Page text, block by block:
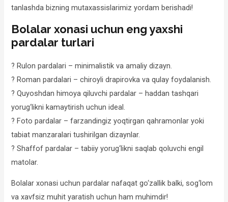
tanlashda bizning mutaxassislarimiz yordam berishadi!
Bolalar xonasi uchun eng yaxshi
pardalar turlari
? Rulon pardalari – minimalistik va amaliy dizayn.
? Roman pardalari – chiroyli drapirovka va qulay foydalanish.
? Quyoshdan himoya qiluvchi pardalar – haddan tashqari
yorug‘likni kamaytirish uchun ideal.
? Foto pardalar – farzandingiz yoqtirgan qahramonlar yoki
tabiat manzaralari tushirilgan dizaynlar.
? Shaffof pardalar – tabiiy yorug‘likni saqlab qoluvchi engil
matolar.
Bolalar xonasi uchun pardalar nafaqat go‘zallik balki, sog‘lom
va xavfsiz muhit yaratish uchun ham muhimdir!